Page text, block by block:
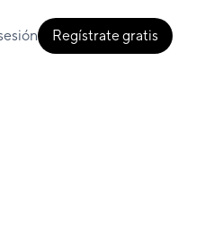
Regístrate gratis